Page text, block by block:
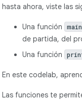
hasta ahora, viste las
Una función
de partida, del
Una función
En este codelab,
Las funciones te